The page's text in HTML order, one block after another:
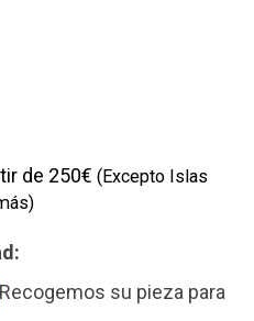
de 250€ (Excepto Islas
Recogemos su pieza para